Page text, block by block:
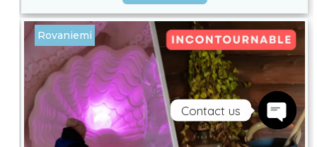
Rovaniemi
Contact us
Open